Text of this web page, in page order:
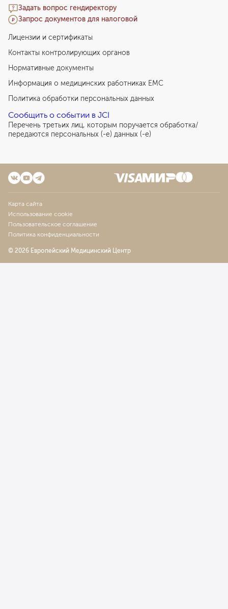
Задать вопрос гендиректору
Запрос документов для налоговой
Лицензии и сертификаты
Контакты контролирующих органов
Нормативные документы
Информация о медицинских работниках EMC
Политика обработки персональных данных
Сообщить о событии в JCI
Перечень третьих лиц, которым поручается обработка/
передаются персональных (-е) данных (-е)
Карта сайта
Использование cookie
Пользовательское соглашение
Политика конфиденциальности
© 2026 Европейский Медицинский Центр